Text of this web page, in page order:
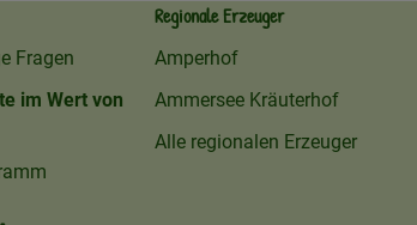
Fragen
im Wert von
Regionale Erzeuger
Amperhof
Ammersee Kräuterhof
Alle regionalen Erzeuger